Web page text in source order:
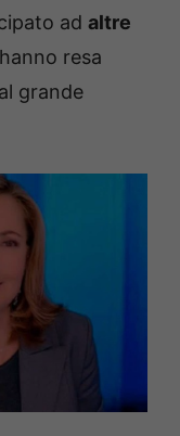
ad altre
resa
grande